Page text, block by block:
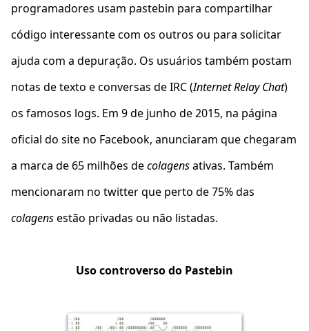
programadores usam pastebin para compartilhar
código interessante com os outros ou para solicitar
ajuda com a depuração. Os usuários também postam
notas de texto e conversas de IRC (Internet Relay Chat)
os famosos logs. Em 9 de junho de 2015, na página
oficial do site no Facebook, anunciaram que chegaram
a marca de 65 milhões decolagensativas. Também
mencionaram no twitter que perto de 75% das
colagensestão privadas ou não listadas.
Uso controverso do Pastebin